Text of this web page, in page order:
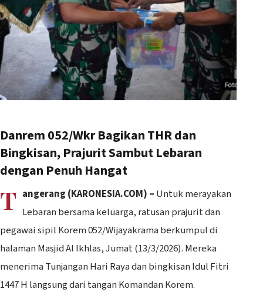
Danrem 052/Wkr Bagikan THR dan
Bingkisan, Prajurit Sambut Lebaran
dengan Penuh Hangat
T angerang (KARONESIA.COM) – Untuk merayakan
Lebaran bersama keluarga, ratusan prajurit dan
pegawai sipil Korem 052/Wijayakrama berkumpul di
halaman Masjid Al Ikhlas, Jumat (13/3/2026). Mereka
menerima Tunjangan Hari Raya dan bingkisan Idul Fitri
1447 H langsung dari tangan Komandan Korem.